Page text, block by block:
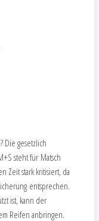
Die gesetzlich
steht für Matsch
Zeit stark kritisiert, da
entsprechen.
ist, kann der
Reifen anbringen.